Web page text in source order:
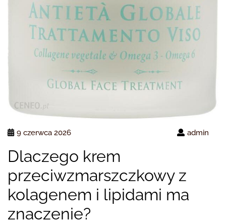
9 czerwca 2026 admin
Dlaczego krem
przeciwzmarszczkowy z
kolagenem i lipidami ma
znaczenie?